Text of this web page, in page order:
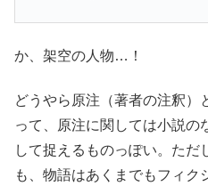
か、架空の人物…！
どうやら原注（著者の注釈）
って、原注に関しては小説の
して捉えるものっぽい。ただ
も、物語はあくまでもフィク